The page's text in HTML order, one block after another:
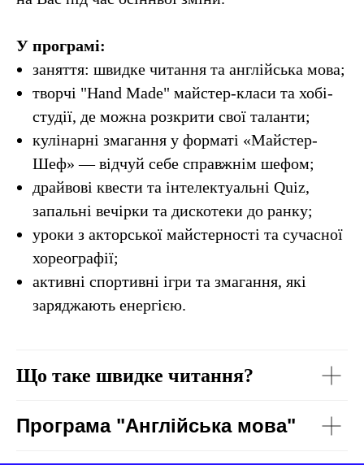
У програмі:
заняття: швидке читання та англійська мова;
творчі "Hand Made" майстер-класи та хобі-
студії, де можна розкрити свої таланти;
кулінарні змагання у форматі «Майстер-
Шеф» — відчуй себе справжнім шефом;
драйвові квести та інтелектуальні Quiz,
запальні вечірки та дискотеки до ранку;
уроки з акторської майстерності та сучасної
хореографії;
активні спортивні ігри та змагання, які
заряджають енергією.
Що таке швидке читання?
Програма "Англійська мова"